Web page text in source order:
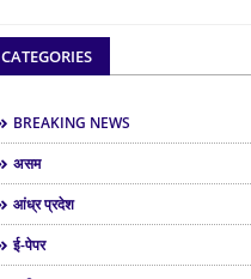
CATEGORIES
BREAKING NEWS
असम
आंध्र प्रदेश
ई-पेपर